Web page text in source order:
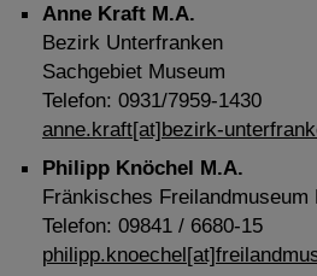
Anne Kraft M.A.
Bezirk Unterfranken
Sachgebiet Museum
Telefon: 0931/7959-1430
anne.kraft[at]bezirk-
Philipp Knöchel M.A.
Fränkisches Freilandmuseum
Telefon: 09841 / 6680-15